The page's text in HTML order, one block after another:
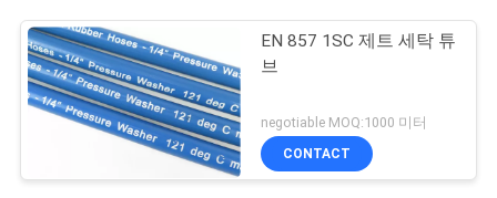
EN 857 1SC 제트 세탁 튜
브
negotiable MOQ:1000 미터
CONTACT